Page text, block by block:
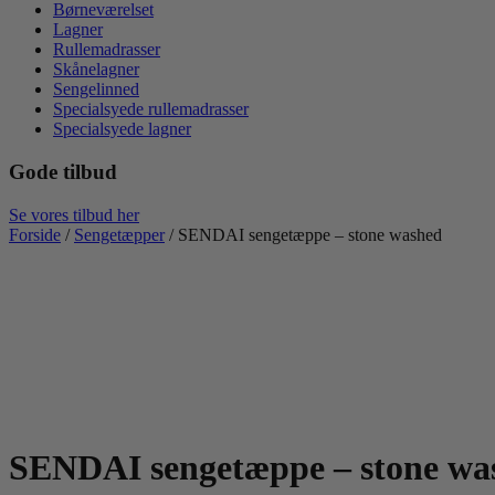
Børneværelset
Lagner
Rullemadrasser
Skånelagner
Sengelinned
Specialsyede rullemadrasser
Specialsyede lagner
Gode tilbud
Se vores tilbud her
Forside / Sengetæpper / SENDAI sengetæppe – stone washed
SENDAI sengetæppe – stone